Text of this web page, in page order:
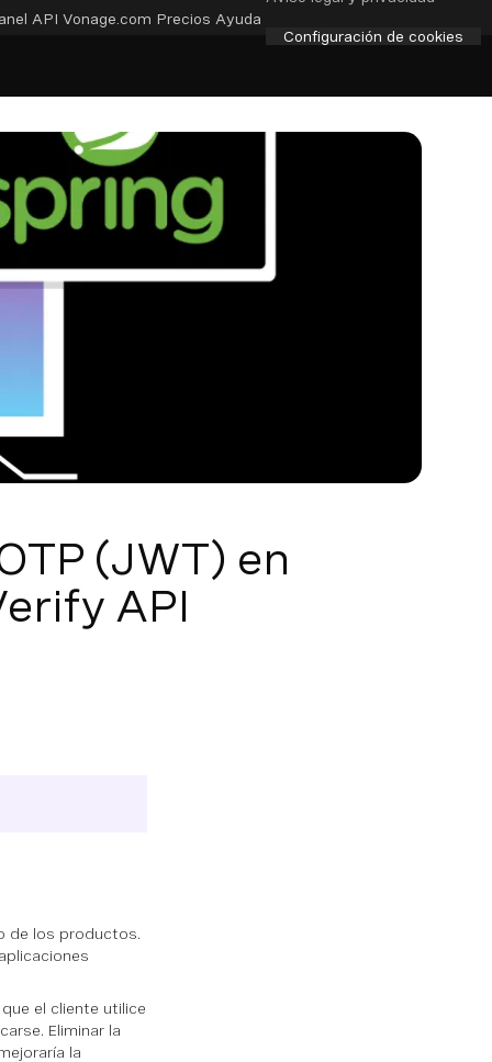
API Vonage.com Precios Ayuda
Configuración de cookies
(JWT) en
API
de los productos.
el cliente utilice
Eliminar la
la